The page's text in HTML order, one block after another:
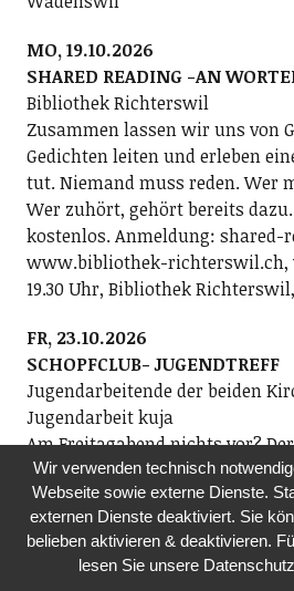
MO, 19.10.2026
SHARED READING -AN
Bibliothek Richterswil
Zusammen lassen wir uns von
Gedichten leiten und erleben
tut. Niemand muss reden. Wer
Wer zuhört, gehört bereits
kostenlos. Anmeldung: shared-
www.bibliothek-
19.30 Uhr, Bibliothek
FR, 23.10.2026
SCHOPFCLUB- JUGENDTREFF
Jugendarbeitende der beiden
Jugendarbeit kuja
Am Freitagabend nichts vor?
Jugendlichen der
Ob Musik hören, einen Film
abhängen – du entscheidest,
Komm vorbei und nimm deine
19.00 Uhr, im ehemaligen
Wir verwenden technisch
Webseite sowie externe Dienste.
externen Dienste deaktiviert. Sie
belieben aktivieren & deaktivieren.
lesen Sie unsere